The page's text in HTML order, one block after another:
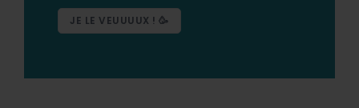
JE LE VEUUUUX ! 🥳